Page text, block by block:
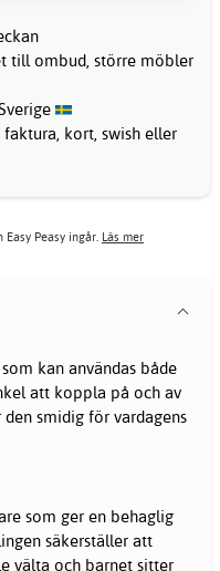
till ombud, större möbler
kort, swish eller
Peasy ingår. Läs mer
som kan användas både
att koppla på och av
smidig för vardagens
som ger en behaglig
säkerställer att
välta och barnet sitter